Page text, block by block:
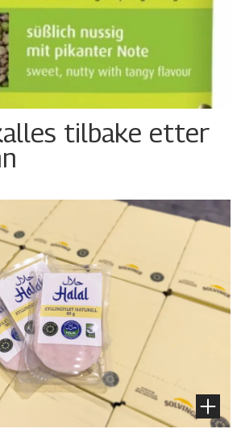
tilbake etter